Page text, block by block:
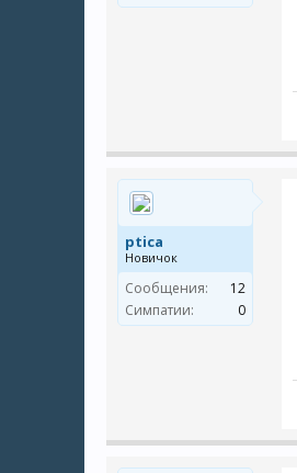
ptica
Новичок
Сообщения:
12
Симпатии:
0